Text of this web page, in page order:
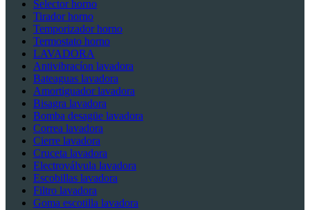
Selector horno
Tirador horno
Temporizador horno
Termostato horno
LAVADORA
Antivibracíon lavadora
Bateaguas lavadora
Amortiguador lavadora
Bisagra lavadora
Bomba desagüe lavadora
Correa lavadora
Cierre lavadora
Cruceta lavadora
Electroválvula lavadora
Escobillas lavadora
Filtro lavadora
Goma escotilla lavadora